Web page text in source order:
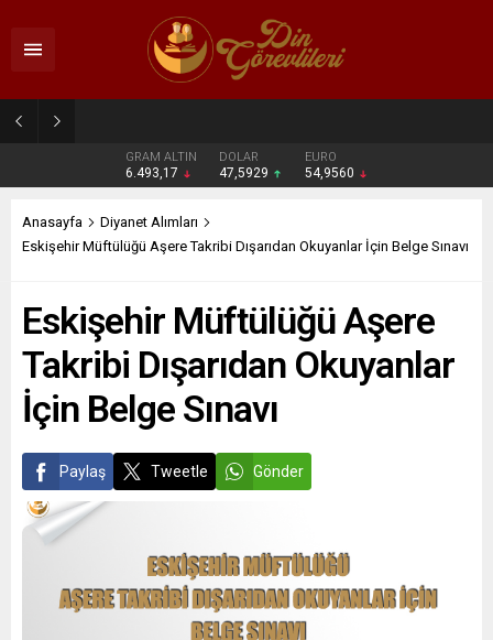
GRAM ALTIN
6.493,17
DOLAR
47,5929
EURO
54,9560
Anasayfa
Diyanet Alımları
Eskişehir Müftülüğü Aşere Takribi Dışarıdan Okuyanlar İçin Belge Sınavı
Eskişehir Müftülüğü Aşere
Takribi Dışarıdan Okuyanlar
İçin Belge Sınavı
Paylaş Tweetle Gönder